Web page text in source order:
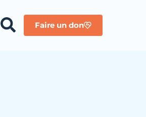
Faire un don